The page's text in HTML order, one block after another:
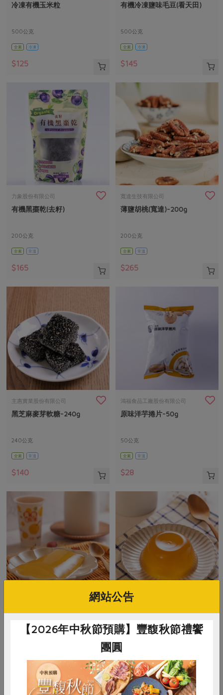
冷凍有機玉米粒
500公克
全素 冷凍
$125
有機冷凍鹽味毛豆(看天田)
500公克
全素 冷凍
$145
力象股份有限公司
有機黑棗乾(去籽)
200公克
全素 常溫
$165
寬達生技有限公司
薄鹽胡桃(寬達)-200g
200公克
全素 常溫
$265
主惠實業股份有限公司
黑芝麻麥芽軟糖-240g
240公克
全素 常溫
$140
鴻福食品工廠股份有限公司
原味洋芋捲片-50g
50公克
全素 常溫
$28
常溫
豐喜食品股份有限公司
130公克
全素 常溫
$20
網站公告
【2026年中秋節預購】豐馥秋節禮饗
團圓